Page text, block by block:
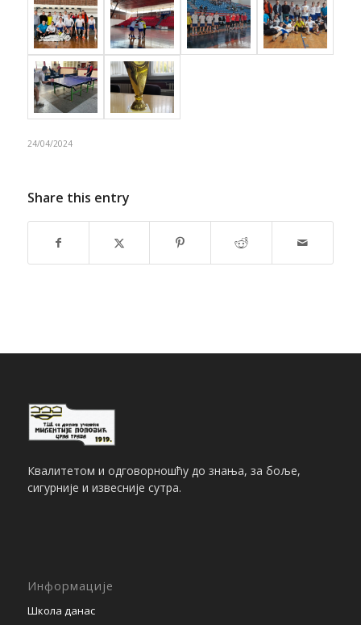
24/04/2024
Share this entry
Квалитетом и одговорношћу до знања, за боље,
сигурније и извесније сутра.
Информације
Школа данас